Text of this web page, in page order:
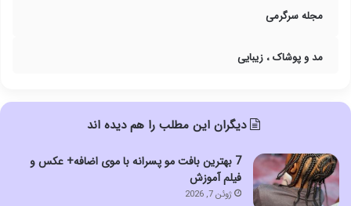
مجله سرگرمی
مد و پوشاک ، زیبایی
دیگران این مطلب را هم دیده اند
7 بهترین بافت مو پسرانه با موی اضافه+ عکس و
فیلم آموزش
ژوئن 7, 2026